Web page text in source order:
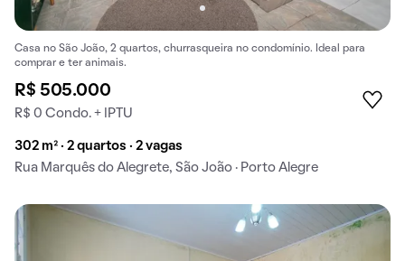
Casa no São João, 2 quartos, churrasqueira no condomínio. Ideal para
comprar e ter animais.
R$ 505.000
R$ 0 Condo. + IPTU
302 m² · 2 quartos · 2 vagas
Rua Marquês do Alegrete, São João · Porto Alegre